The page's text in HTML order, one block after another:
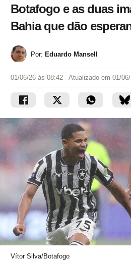
Botafogo e as duas
Bahia que dão
Por: Eduardo Mansell
01/06/26 às 08:42 - Atualizado em 01/
Vítor Silva/Botafogo